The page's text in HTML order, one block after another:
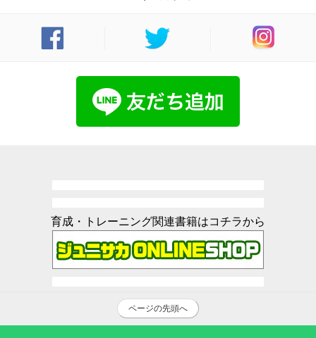
育成・トレーニング関連書籍はコチラから
ページの先頭へ